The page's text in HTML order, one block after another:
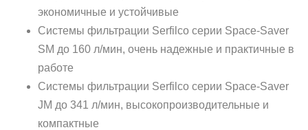
экономичные и устойчивые
Системы фильтрации Serfilco серии Space-Saver
SM до 160 л/мин, очень надежные и практичные в
работе
Системы фильтрации Serfilco серии Space-Saver
JM до 341 л/мин, высокопроизводительные и
компактные